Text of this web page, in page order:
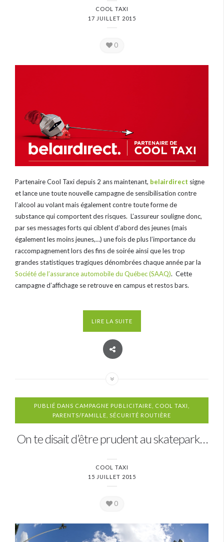
COOL TAXI
17 JUILLET 2015
0
Partenaire Cool Taxi depuis 2 ans maintenant, belairdirect signe
et lance une toute nouvelle campagne de sensibilisation contre
l’alcool au volant mais également contre toute forme de
substance qui comportent des risques. L’assureur souligne donc,
par ses messages forts qui ciblent d’abord des jeunes (mais
également les moins jeunes,…) une fois de plus l’importance du
raccompagnement lors des fins de soirée ainsi que les trop
grandes statistiques tragiques dénombrées chaque année par la
Société de l’assurance automobile du Québec (SAAQ). Cette
campagne d’affichage se retrouveen campus et restos bars.
LIRE LA SUITE
PUBLIÉ DANS CAMPAGNE PUBLICITAIRE COOL TAXI
PARENTS/FAMILLE SÉCURITÉ ROUTIÈRE
On te disait d’être prudent au skatepark…
COOL TAXI
15 JUILLET 2015
0